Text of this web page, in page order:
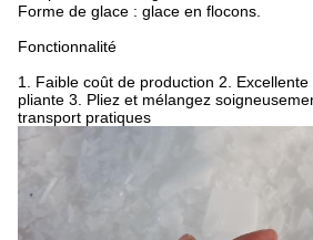
Forme de glace : glace en flocons.
Fonctionnalité
1. Faible coût de production 2.
pliante 3. Pliez et mélangez
transport pratiques